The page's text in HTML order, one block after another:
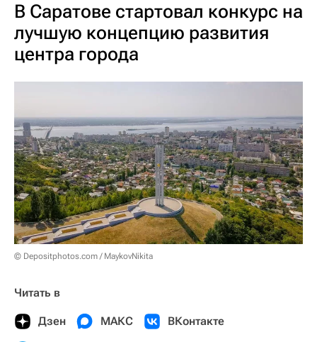
В Саратове стартовал конкурс на
лучшую концепцию развития
центра города
© Depositphotos.com / MaykovNikita
Читать в
Дзен МАКС ВКонтакте